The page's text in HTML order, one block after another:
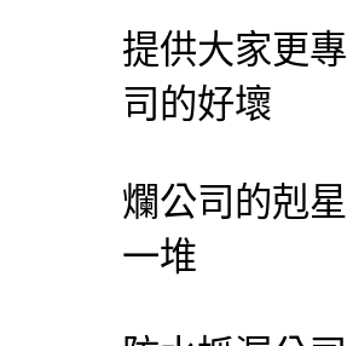
提供大家更
司的好壞
爛公司的剋
一堆